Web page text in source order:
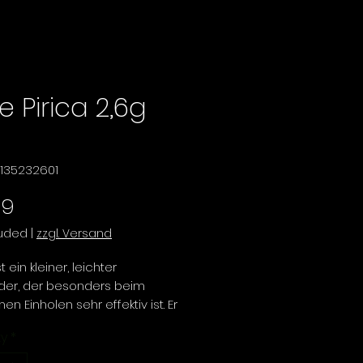
Pirica 2,6g
zzgl. Versand
ein kleiner, leichter
der besonders beim
Einholen sehr effektiv ist. Er